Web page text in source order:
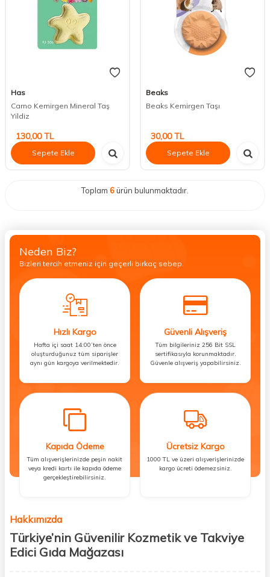
Has
Carno Kemirgen Mineral Taş
Yildiz
130,00TL
Sepete Ekle
Beaks
Beaks Kemirgen Taşı
30,00TL
Sepete Ekle
Toplam 6ürün bulunmaktadır.
Neden Biz?
Bizleri tercih etmeniz için geçerli birkaç sebep.
Hızlı Kargo
Hafta içi saat 14:00’ten önce
oluşturduğunuz tüm siparişler
aynı gün kargoya verilmektedir.
Güvenli Alışveriş
Tüm bilgileriniz 256 Bit SSL
sertifikasıyla korunmaktadır.
Güvenle alışveriş yapabilirsiniz.
Kapıda Ödeme
Tüm alışverişlerinizde peşin nakit
veya kredi kartı ile kapıda ödeme
gerçekleştirebilirsiniz.
Ücretsiz Kargo
1000 TL ve üzeri alışverişlerinizde
kargo ücreti ödemezsiniz.
Hakkımızda
Türkiye’nin Güvenilir Kozmetik ve Takviye
Edici Gıda Mağazası